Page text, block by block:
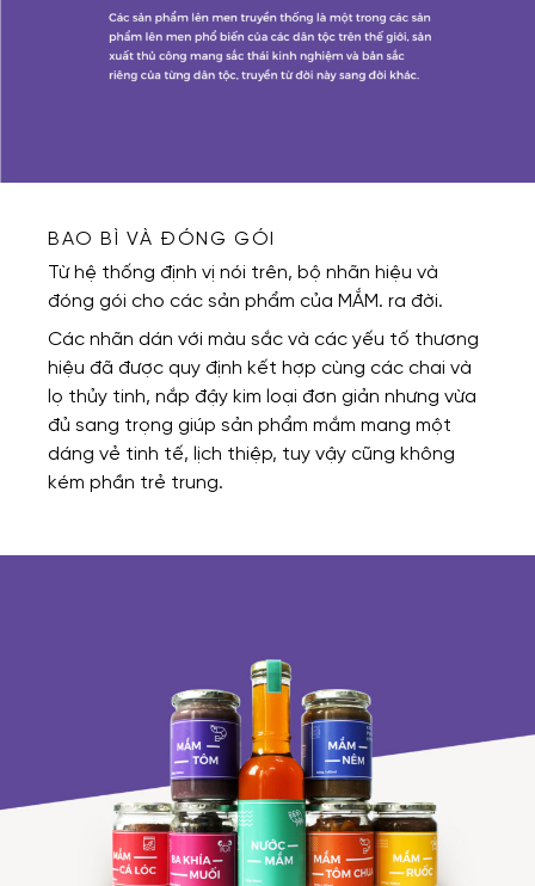
BAO BÌ VÀ ĐÓNG GÓI
Từ hệ thống định vị nói trên, bộ nhãn hiệu và
đóng gói cho các sản phẩm của MẮM. ra đời.
Các nhãn dán với màu sắc và các yếu tố thương
hiệu đã được quy định kết hợp cùng các chai và
lọ thủy tinh, nắp đậy kim loại đơn giản nhưng vừa
đủ sang trọng giúp sản phẩm mắm mang một
dáng vẻ tinh tế, lịch thiệp, tuy vậy cũng không
kém phần trẻ trung.